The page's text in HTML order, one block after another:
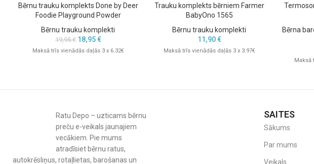
Bērnu trauku komplekts Done by Deer
Foodie Playground Powder
Bērnu trauku komplekti
19,95€ 18,95€
Maksā trīs vienādās daļās 3 x 6.32€
Trauku komplekts bērniem Farmer
BabyOno 1565
Bērnu trauku komplekti
11,90€
Maksā trīs vienādās daļās 3 x 3.97€
Bērna
Maksā
Ratu Depo – uzticams bērnu
preču e-veikals jaunajiem
vecākiem. Pie mums
atradīsiet bērnu ratus,
autokrēsliņus, rotaļlietas, barošanas un
SAITES
Sākums
Par mums
Veikals